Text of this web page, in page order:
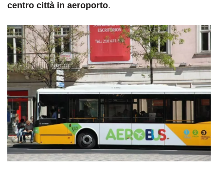
centro città in aeroporto.